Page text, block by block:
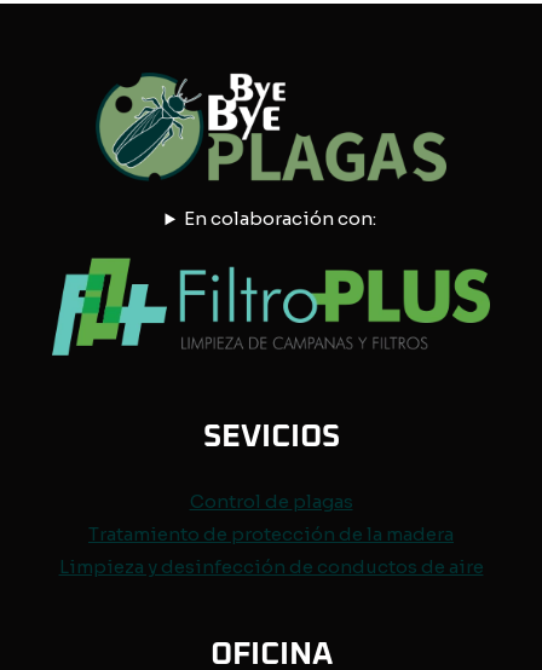
En colaboración con:
SEVICIOS
Control de plagas
Tratamiento de protección de la madera
Limpieza y desinfección de conductos de aire
OFICINA